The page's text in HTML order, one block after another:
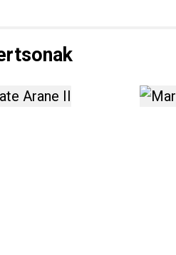
Arrillaga Garate buruz